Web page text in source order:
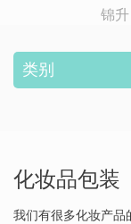
锦升
类别
化妆品包装
我们有很多化妆产品